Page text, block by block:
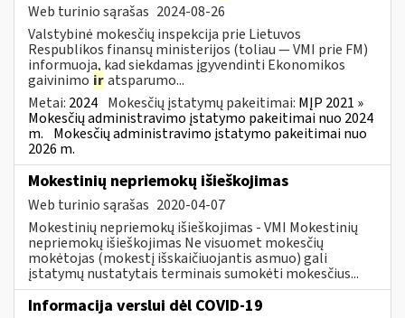
Web turinio sąrašas 2024-08-26
Valstybinė mokesčių inspekcija prie Lietuvos
Respublikos finansų ministerijos (toliau — VMI prie FM)
informuoja, kad siekdamas įgyvendinti Ekonomikos
gaivinimo iratsparumo...
Metai: 2024 Mokesčių įstatymų pakeitimai: MĮP 2021 »
Mokesčių administravimo įstatymo pakeitimai nuo 2024
m. Mokesčių administravimo įstatymo pakeitimai nuo
2026 m.
Mokestinių nepriemokų išieškojimas
Web turinio sąrašas 2020-04-07
Mokestinių nepriemokų išieškojimas - VMI Mokestinių
nepriemokų išieškojimas Ne visuomet mokesčių
mokėtojas (mokestį išskaičiuojantis asmuo) gali
įstatymų nustatytais terminais sumokėti mokesčius...
Informacija verslui dėl COVID-19